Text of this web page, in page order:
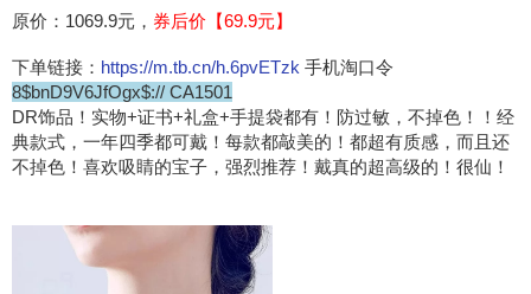
原价：1069.9元， 券后价【69.9元】
下单链接： https://m.tb.cn/h.6pvETzk 手机淘口令
8$bnD9V6JfOgx$:// CA1501
DR饰品！实物+证书+礼盒+手提袋都有！防过敏，不掉色！！经
典款式，一年四季都可戴！每款都敲美的！都超有质感，而且还
不掉色！喜欢吸睛的宝子，强烈推荐！戴真的超高级的！很仙！